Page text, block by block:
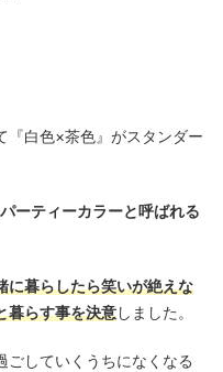
『白色×茶色』がスタンダー
ーティーカラーと呼ばれる
に暮らしたら笑いが絶えな
暮らす事を決意しました。
ごしていくうちになくなる